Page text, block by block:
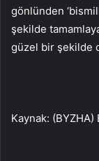
gönlünden
şekilde
güzel bir şekilde
Kaynak: (BYZHA)